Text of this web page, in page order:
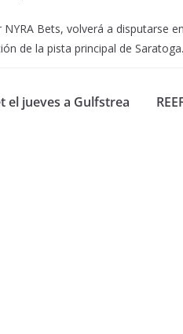
Bets, volverá a disputarse
de la pista principal de Saratoga.
el jueves a Gulfstrea